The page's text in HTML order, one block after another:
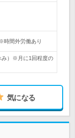
時間外労働あり
み）※月に1回程度の
気になる